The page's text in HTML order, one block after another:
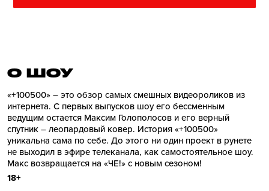
О ШОУ
«+100500» – это обзор самых смешных видеороликов из
интернета. С первых выпусков шоу его бессменным
ведущим остается Максим Голополосов и его верный
спутник – леопардовый ковер. История «+100500»
уникальна сама по себе. До этого ни один проект в рунете
не выходил в эфире телеканала, как самостоятельное шоу.
Макс возвращается на «ЧЕ!» с новым сезоном!
18+